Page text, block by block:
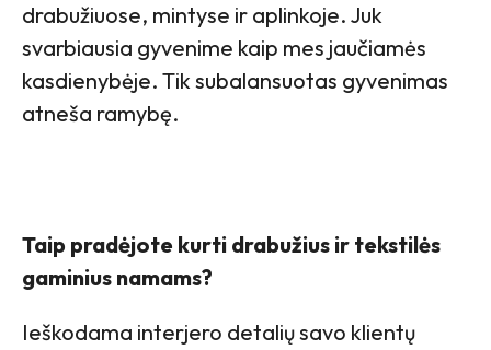
drabužiuose, mintyse ir aplinkoje. Juk
svarbiausia gyvenime kaip mes jaučiamės
kasdienybėje. Tik subalansuotas gyvenimas
atneša ramybę.
Taip pradėjote kurti drabužius ir tekstilės
gaminius namams?
Ieškodama interjero detalių savo klientų